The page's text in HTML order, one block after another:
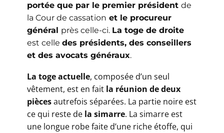
portée que par le premier président de
la Cour de cassation et le procureur
général près celle-ci. La toge de droite
est celle des présidents, des conseillers
et des avocats généraux.
La toge actuelle, composée d’un seul
vêtement, est en fait la réunion de deux
piècesautrefois séparées. La partie noire est
ce qui reste de la simarre. La simarre est
une longue robe faite d’une riche étoffe, qui